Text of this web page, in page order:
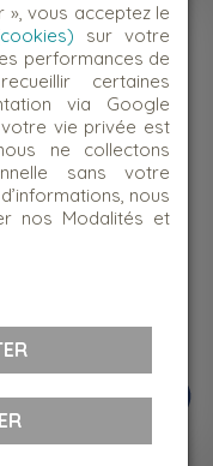
», vous acceptez le
sur votre
performances de
certaines
via Google
vie privée est
ne collectons
sans votre
nous
nos Modalités et